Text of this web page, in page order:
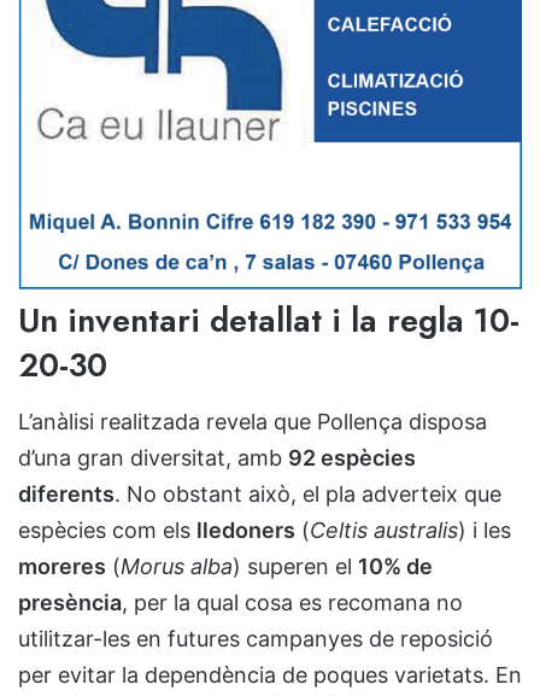
Un inventari detallat i la regla 10-
20-30
L’anàlisi realitzada revela que Pollença disposa
d’una gran diversitat, amb 92 espècies
diferents. No obstant això, el pla adverteix que
espècies com els lledoners (Celtis australis) i les
moreres (Morus alba) superen el 10% de
presència, per la qual cosa es recomana no
utilitzar-les en futures campanyes de reposició
per evitar la dependència de poques varietats. En